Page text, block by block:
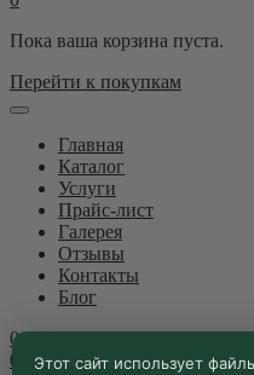
Пока ваша корзина пуста.
Перейти к покупкам
Главная
Каталог
Услуги
Прайс-лист
Галерея
Отзывы
Контакты
Блог
0
0
Этот сайт использует